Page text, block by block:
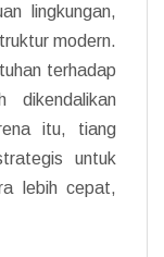
lingkungan,
modern.
terhadap
dikendalikan
itu, tiang
untuk
lebih cepat,